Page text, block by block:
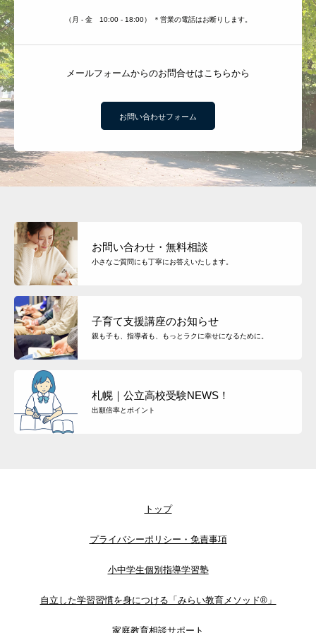
（月 - 金 10:00 - 18:00） ＊営業の電話はお断りします。
メールフォームからのお問合せはこちらから
お問い合わせフォーム
お問い合わせ・無料相談
小さなご質問にも丁寧にお答えいたします。
子育て支援講座のお知らせ
親も子も、指導者も、もっとラクに幸せになるために。
札幌｜公立高校受験NEWS！
出願倍率とポイント
トップ
プライバシーポリシー・免責事項
小中学生個別指導学習塾
自立した学習習慣を身につける「みらい教育メソッド®」
家庭教育相談サポート